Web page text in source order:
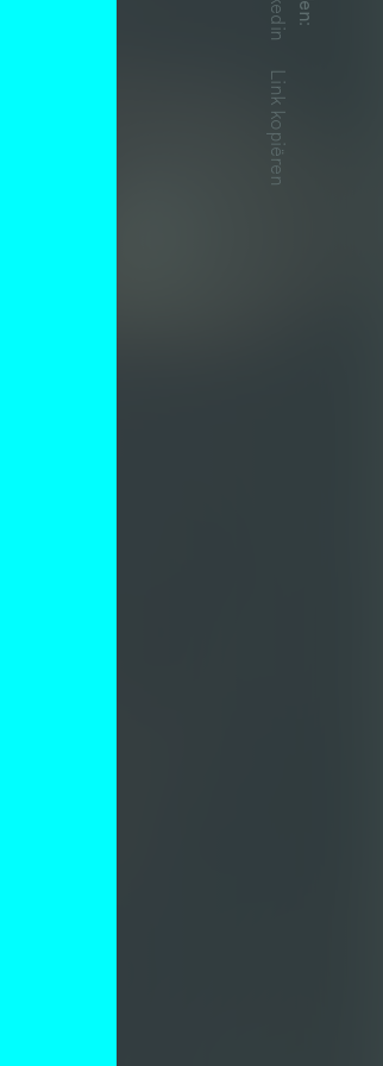
:
Link kopiëren